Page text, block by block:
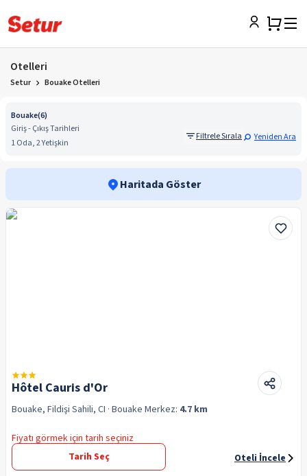
Otelleri
Setur Bouake Otelleri
Bouake(6)
Giriş - Çıkış Tarihleri
1 Oda, 2 Yetişkin
Filtrele Sırala Yeniden Ara
Haritada Göster
Hôtel Cauris d'Or
Bouake, Fildişi Sahili, CI · Bouake Merkez: 4.7 km
Fiyatı görmek için tarih seçiniz
Tarih Seç
Oteli İncele